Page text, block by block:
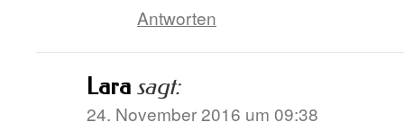
Antworten
Lara sagt:
24. November 2016 um 09:38